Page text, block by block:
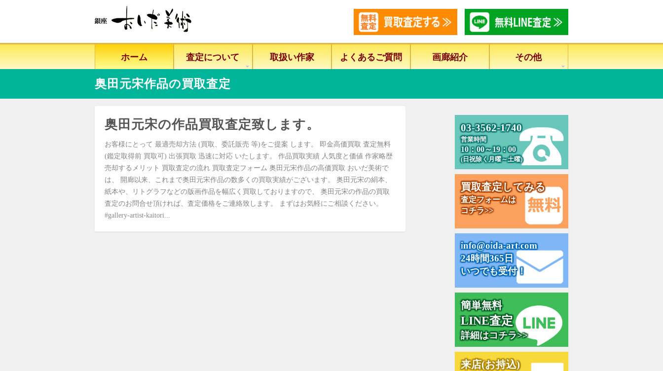
ホーム 査定について 取扱い作家 よくあるご質問 画廊紹介 その他
奥田元宋作品の買取査定
奥田元宋の作品買取査定致します。
お客様にとって 最適売却方法 (買取、委託販売 等)をご提案 します。 即金高価買取 査定無料
(鑑定取得前 買取可) 出張買取 迅速に対応 いたします。 作品買取実績 人気度と価値 作家略歴
売却するメリット 買取査定の流れ 買取査定フォーム 奥田元宋作品の高価買取 おいだ美術で
は、 開廊以来、これまで奥田元宋作品の数多くの買取実績がございます。 奥田元宋の絹本、
紙本や、リトグラフなどの版画作品を幅広く買取しておりますので、 奥田元宋の作品の買取
査定のお問合せ頂ければ、査定価格をご連絡致します。 まずはお気軽にご相談ください。
#gallery-artist-kaitori...
03-3562-1740
営業時間
10：00～19：00
(日祝除く月曜～土曜)
買取査定してみる
査定フォームは
コチラ>>
info@oida-art.com
24時間365日
いつでも受付！
簡単無料
LINE査定
詳細はコチラ>>
来店(お持込)